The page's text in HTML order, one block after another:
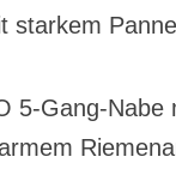
starkem
5-Gang-Nabe